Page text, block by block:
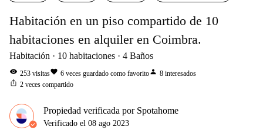
Habitación en un piso compartido de 10
habitaciones en alquiler en Coimbra.
Habitación 10 habitaciones 4 Baños
visibility 253 visitasfavorite 6 veces guardado como favoritoperson 8 interesados
ios_share 2 veces compartido
Propiedad verificada por Spotahome
Verificado el 08 ago 2023